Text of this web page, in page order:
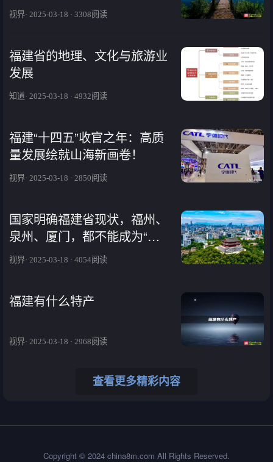
视界· 2025-03-18 · 3308阅读
福建省的地理、文化与旅游业
发展
知道· 2025-03-18 · 4932阅读
福建“十四五”收官之年：高质
量发展绘就山海新画卷！
视界· 2025-03-18 · 2850阅读
国家明确福建省现状，福州、
泉州、厦门，都不能成为“超
大城市”
视界· 2025-03-18 · 4054阅读
福建有什么特产
视界· 2025-03-18 · 2968阅读
查看更多精彩内容
Copyright © 2024 china8m.com All Rights Reserved.